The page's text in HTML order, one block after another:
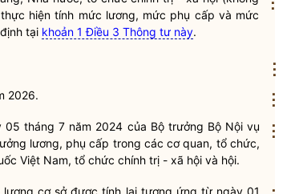
hiện tính mức lương, mức phụ cấp và mức
tại khoản 1 Điều 3 Thông tư này.
2026.
tháng 7 năm 2024 của Bộ trưởng Bộ Nội vụ
lương, phụ cấp trong các cơ quan, tổ chức,
Việt Nam, tổ chức chính trị - xã hội và hội.
cơ sở được tính lại tương ứng từ ngày 01
⋮
⋮
⋮